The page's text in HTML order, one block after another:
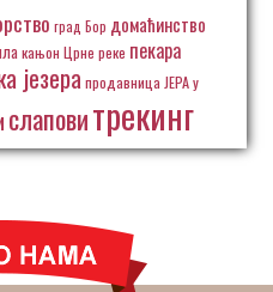
град Бор домаћинство
кањон Црне реке пекара
језера продавница ЈЕРА у
слаповитрекинг